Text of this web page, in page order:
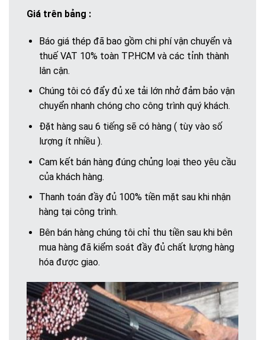
Giá trên bảng :
Báo giá thép đã bao gồm chi phí vận chuyển và
thuế VAT 10% toàn TP.HCM và các tỉnh thành
lân cận.
Chúng tôi có đẩy đủ xe tải lớn nhở đảm bảo vận
chuyển nhanh chóng cho công trình quý khách.
Đặt hàng sau 6 tiếng sẽ có hàng ( tùy vào số
lượng ít nhiều ).
Cam kết bán hàng đúng chủng loại theo yêu cầu
của khách hàng.
Thanh toán đầy đủ 100% tiền mặt sau khi nhận
hàng tại công trình.
Bên bán hàng chúng tôi chỉ thu tiền sau khi bên
mua hàng đã kiểm soát đầy đủ chất lượng hàng
hóa được giao.